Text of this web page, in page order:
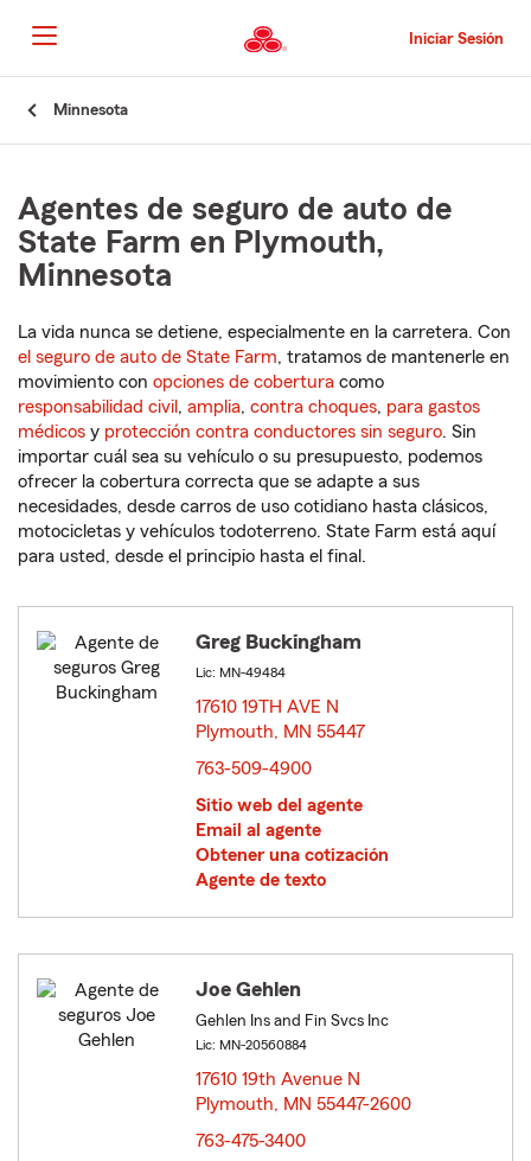
al
contenido
principal
Iniciar Sesión
Minnesota
Agentes de seguro de auto de
State Farm en Plymouth,
Minnesota
La vida nunca se detiene, especialmente en la carretera. Con
el seguro de auto de State Farm, tratamos de mantenerle en
movimiento con opciones de cobertura como
responsabilidad civil , amplia, contra choques, para gastos
médicos y protección contra conductores sin seguro. Sin
importar cuál sea su vehículo o su presupuesto, podemos
ofrecer la cobertura correcta que se adapte a sus
necesidades, desde carros de uso cotidiano hasta clásicos,
motocicletas y vehículos todoterreno. State Farm está aquí
para usted, desde el principio hasta el final.
Greg Buckingham
Lic: MN-49484
17610 19TH AVE N
Plymouth, MN 55447
763-509-4900
Sitio web del agente
Email al agente
Obtener una cotización
Agente de texto
Joe Gehlen
Gehlen Ins and Fin Svcs Inc
Lic: MN-20560884
17610 19th Avenue N
Plymouth, MN 55447-2600
763-475-3400